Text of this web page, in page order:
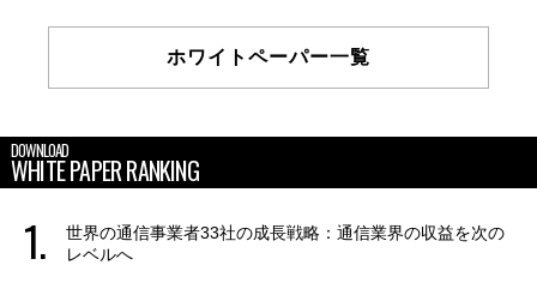
ホワイトペーパー一覧
DOWNLOAD
WHITE PAPER RANKING
世界の通信事業者33社の成長戦略：通信業界の収益を次の
レベルへ